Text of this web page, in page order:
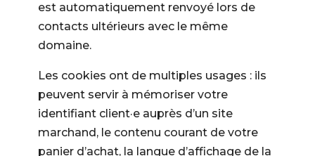
est automatiquement renvoyé lors de
contacts ultérieurs avec le même
domaine.
Les cookies ont de multiples usages : ils
peuvent servir à mémoriser votre
identifiant client·e auprès d’un site
marchand, le contenu courant de votre
panier d’achat, la langue d’affichage de la